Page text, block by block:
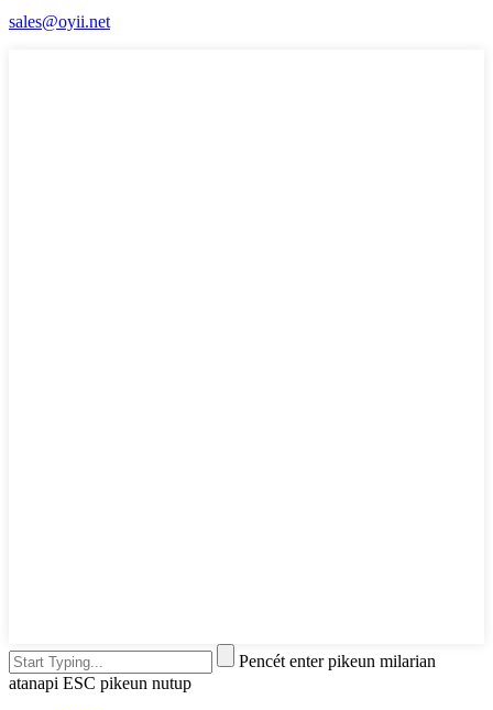
sales@oyii.net
Pencét enter pikeun milarian
atanapi ESC pikeun nutup